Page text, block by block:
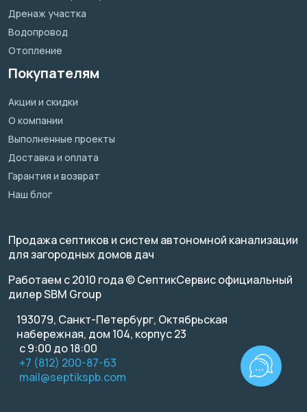
Дренаж участка
Водопровод
Отопление
Покупателям
Акции и скидки
О компании
Выполненные проекты
Доставка и оплата
Гарантия и возврат
Наш блог
Продажа септиков и систем автономной канализации
для загородных домов дач
Работаем с 2010 года © СептикСервис официальный
дилер SBM Group
193079, Санкт-Петербург, Октябрьская
набережная, дом 104, корпус 23
с 9:00 до 18:00
+7 (812) 200-87-63
mail@septikspb.com